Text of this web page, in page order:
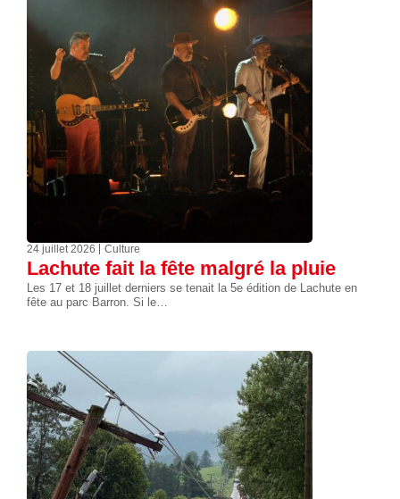
24 juillet 2026 Culture
Lachute fait la fête malgré la pluie
Les 17 et 18 juillet derniers se tenait la 5e édition de Lachute en
fête au parc Barron. Si le…